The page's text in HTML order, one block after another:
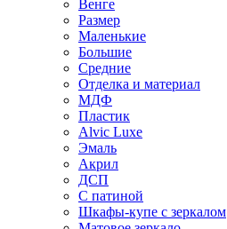
Венге
Размер
Маленькие
Большие
Средние
Отделка и материал
МДФ
Пластик
Alvic Luxe
Эмаль
Акрил
ДСП
С патиной
Шкафы-купе с зеркалом